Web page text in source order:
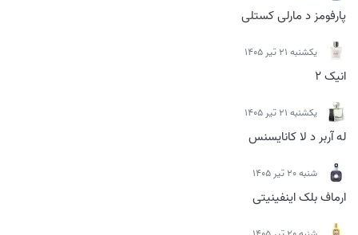
پارفومز د مارلی کستلی
يكشنبه 21 تیر 1405
انیک 2
يكشنبه 21 تیر 1405
له آربر د لا کانایسنس
شنبه 20 تیر 1405
ارماف بلک اینفینیتی